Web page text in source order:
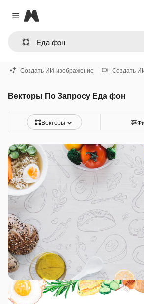
Close menu
Magnific
Создать ИИ-изображение Создать
Векторы По Запросу Еда фон
Векторы